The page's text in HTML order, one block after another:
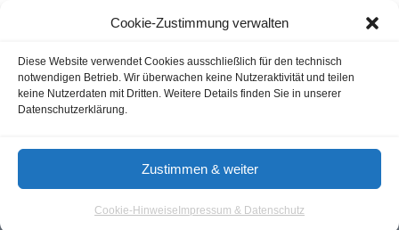
Cookie-Zustimmung verwalten
Diese Website verwendet Cookies ausschließlich für den technisch
notwendigen Betrieb. Wir überwachen keine Nutzeraktivität und teilen
keine Nutzerdaten mit Dritten. Weitere Details finden Sie in unserer
Datenschutzerklärung.
Zustimmen & weiter
Cookie-Hinweise Impressum & Datenschutz
Gastautoren / Gastartikel
Impressum & Datenschutz
© 2026 - Aloma.de